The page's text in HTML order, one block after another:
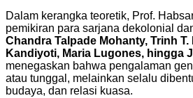
Dalam kerangka teoretik, Prof.
pemikiran para sarjana dekolonial
Chandra Talpade Mohanty, Trinh T.
Kandiyoti, Maria Lugones, hingga
menegaskan bahwa pengalaman
atau tunggal, melainkan selalu
budaya, dan relasi kuasa.